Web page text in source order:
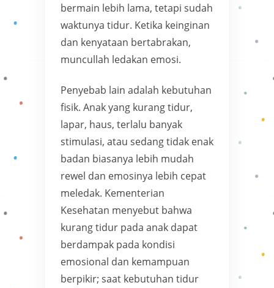
bermain lebih lama, tetapi sudah
waktunya tidur. Ketika keinginan
dan kenyataan bertabrakan,
muncullah ledakan emosi.
Penyebab lain adalah kebutuhan
fisik. Anak yang kurang tidur,
lapar, haus, terlalu banyak
stimulasi, atau sedang tidak enak
badan biasanya lebih mudah
rewel dan emosinya lebih cepat
meledak. Kementerian
Kesehatan menyebut bahwa
kurang tidur pada anak dapat
berdampak pada kondisi
emosional dan kemampuan
berpikir; saat kebutuhan tidur